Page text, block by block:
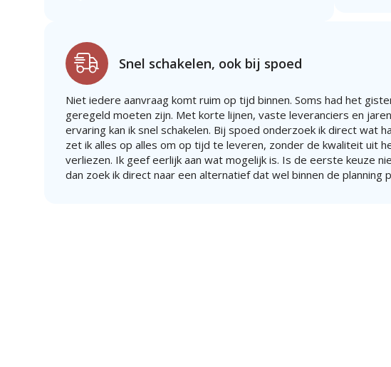
Snel schakelen, ook bij spoed
Niet iedere aanvraag komt ruim op tijd binnen. Soms had het
geregeld moeten zijn. Met korte lijnen, vaste leveranciers en
ervaring kan ik snel schakelen. Bij spoed onderzoek ik direct wat
zet ik alles op alles om op tijd te leveren, zonder de kwaliteit uit
verliezen. Ik geef eerlijk aan wat mogelijk is. Is de eerste keuze
dan zoek ik direct naar een alternatief dat wel binnen de planning